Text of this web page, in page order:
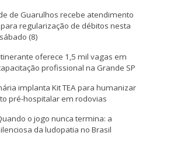
de Guarulhos recebe atendimento
regularização de débitos nesta
(8)
oferece 1,5 mil vagas em
profissional na Grande SP
implanta Kit TEA para humanizar
pré-hospitalar em rodovias
o jogo nunca termina: a
da ludopatia no Brasil